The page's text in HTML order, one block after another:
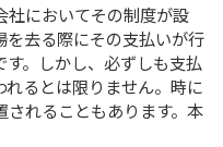
社においてその制度が設
を去る際にその支払いが行
す。しかし、必ずしも支払
れるとは限りません。時に
されることもあります。本